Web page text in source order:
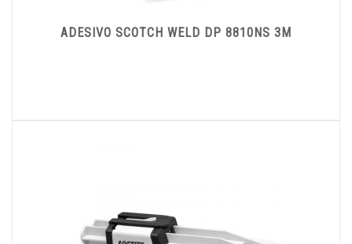
ADESIVO SCOTCH WELD DP 8810NS 3M